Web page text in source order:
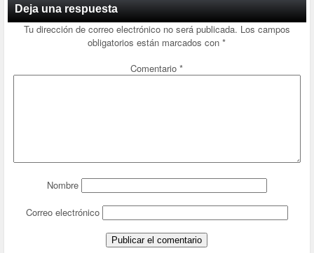
Deja una respuesta
Tu dirección de correo electrónico no será publicada. Los campos
obligatorios están marcados con*
Comentario*
Nombre
Correo electrónico